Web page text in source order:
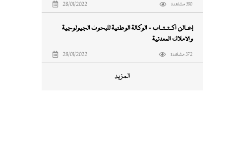
28/01/2022 390 مشاهدة
إعــالن اكــتــتــاب - الوكالة الوطنية للبحوث الجيولوجية
والأملاك المعدنية
28/01/2022 372 مشاهدة
المزيد